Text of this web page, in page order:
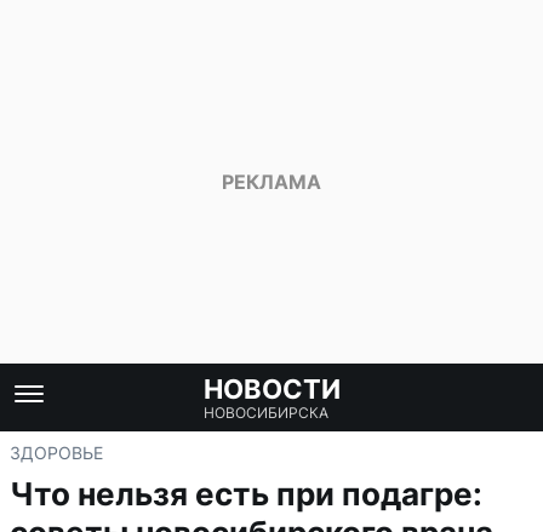
НОВОСТИ
НОВОСИБИРСКА
ЗДОРОВЬЕ
Что нельзя есть при подагре: